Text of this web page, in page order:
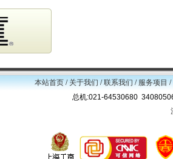
本站首页/关于我们/联系我们/服务项目/
总机:021-64530680